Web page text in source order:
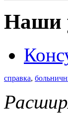
Наши
справка,